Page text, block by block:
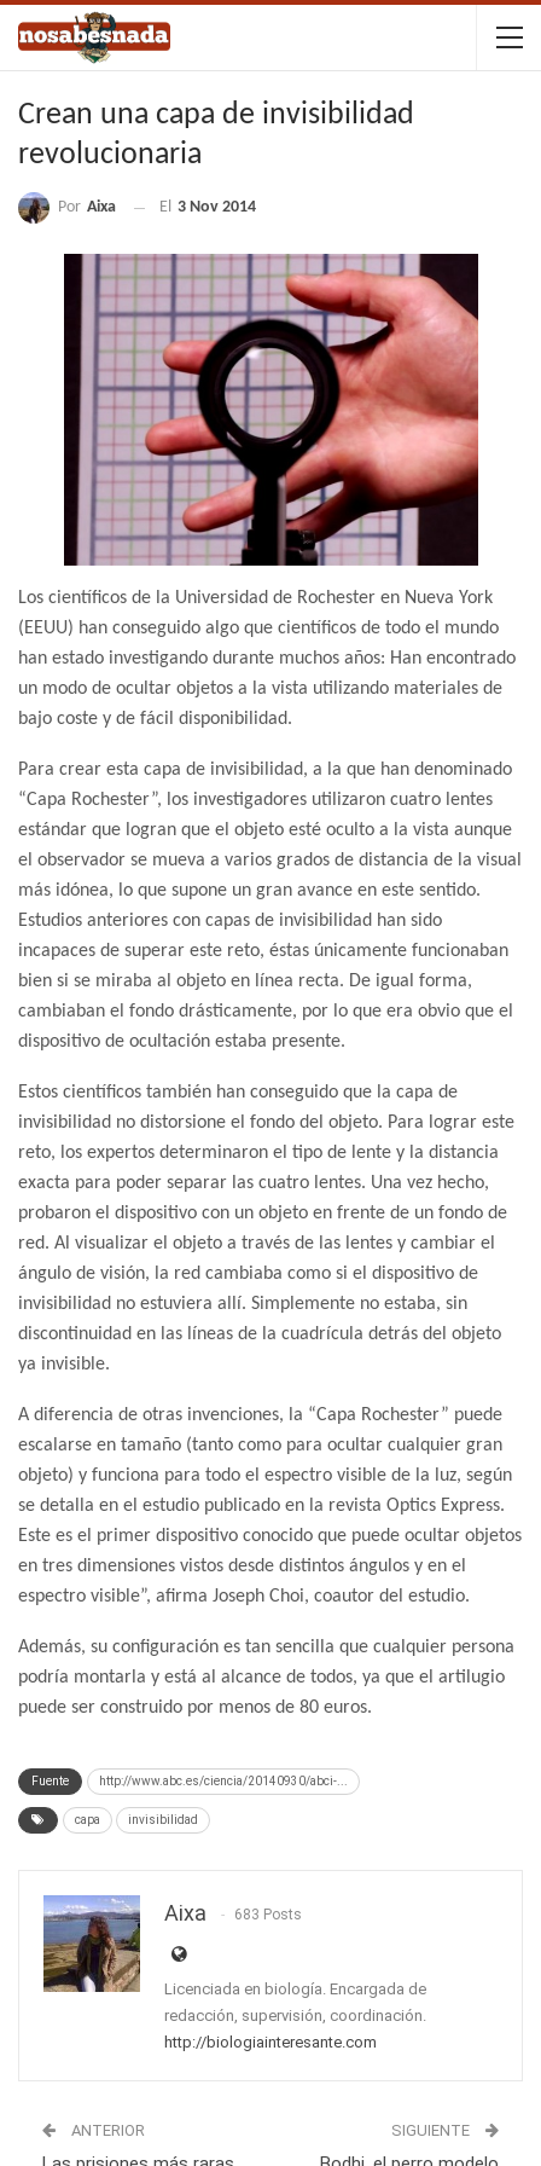
Crean una capa de invisibilidad
revolucionaria
Por Aixa El 3 Nov 2014
Los científicos de la Universidad de Rochester en Nueva York
(EEUU) han conseguido algo que científicos de todo el mundo
han estado investigando durante muchos años: Han encontrado
un modo de ocultar objetos a la vista utilizando materiales de
bajo coste y de fácil disponibilidad.
Para crear esta capa de invisibilidad, a la que han denominado
“Capa Rochester”, los investigadores utilizaron cuatro lentes
estándar que logran que el objeto esté oculto a la vista aunque
el observador se mueva a varios grados de distancia de la visual
más idónea, lo que supone un gran avance en este sentido.
Estudios anteriores con capas de invisibilidad han sido
incapaces de superar este reto, éstas únicamente funcionaban
bien si se miraba al objeto en línea recta. De igual forma,
cambiaban el fondo drásticamente, por lo que era obvio que el
dispositivo de ocultación estaba presente.
Estos científicos también han conseguido que la capa de
invisibilidad no distorsione el fondo del objeto. Para lograr este
reto, los expertos determinaron el tipo de lente y la distancia
exacta para poder separar las cuatro lentes. Una vez hecho,
probaron el dispositivo con un objeto en frente de un fondo de
red. Al visualizar el objeto a través de las lentes y cambiar el
ángulo de visión, la red cambiaba como si el dispositivo de
invisibilidad no estuviera allí. Simplemente no estaba, sin
discontinuidad en las líneas de la cuadrícula detrás del objeto
ya invisible.
A diferencia de otras invenciones, la “Capa Rochester” puede
escalarse en tamaño (tanto como para ocultar cualquier gran
objeto) y funciona para todo el espectro visible de la luz, según
se detalla en el estudio publicado en la revista Optics Express.
Este es el primer dispositivo conocido que puede ocultar objetos
en tres dimensiones vistos desde distintos ángulos y en el
espectro visible”, afirma Joseph Choi, coautor del estudio.
Además, su configuración es tan sencilla que cualquier persona
podría montarla y está al alcance de todos, ya que el artilugio
puede ser construido por menos de 80 euros.
Fuente http://www.abc.es/ciencia/20140930/abci-...
capa invisibilidad
Aixa 683 Posts
Licenciada en biología. Encargada de
redacción, supervisión, coordinación.
http://biologiainteresante.com
ANTERIOR SIGUIENTE